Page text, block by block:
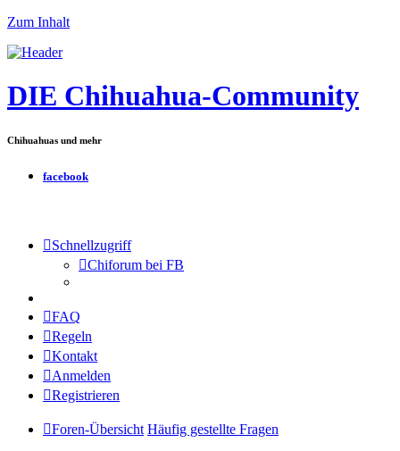
Zum Inhalt
DIE Chihuahua-Community
Chihuahuas und mehr
facebook
Schnellzugriff
Chiforum bei FB
FAQ
Regeln
Kontakt
Anmelden
Registrieren
Foren-Übersicht Häufig gestellte Fragen